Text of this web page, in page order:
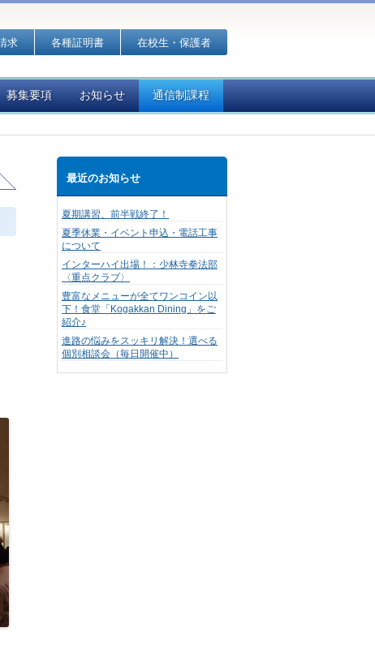
募集要項 お知らせ 通信制課程
求 各種証明書 在校生・保護者
最近のお知らせ
夏期講習、前半戦終了！
夏季休業・イベント申込・電話工事
について
インターハイ出場！：少林寺拳法部
〈重点クラブ〉
豊富なメニューが全てワンコイン以
下！食堂「Kogakkan Dining」をご
紹介♪
進路の悩みをスッキリ解決！選べる
個別相談会（毎日開催中）